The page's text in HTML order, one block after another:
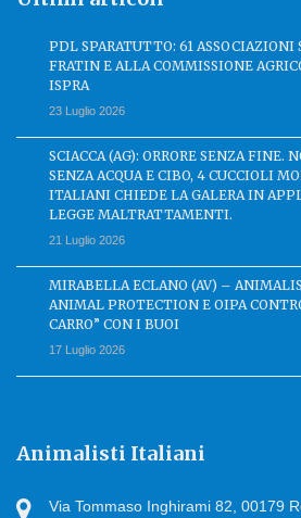
PDL SPARATUTTO: 61 ASSOCIAZIONI
FRATIN E ALLA COMMISSIONE
ISPRA
23 Luglio 2026
SCIACCA (AG): ORRORE SENZA FINE.
SENZA ACQUA E CIBO, 4 CUCCIOLI
ITALIANI CHIEDE LA GALERA IN
LEGGE MALTRATTAMENTI.
21 Luglio 2026
MIRABELLA ECLANO (AV) –
ANIMAL PROTECTION E OIPA
CARRO” CON I BUOI
17 Luglio 2026
Animalisti Italiani
Via Tommaso Inghirami 82, 00179